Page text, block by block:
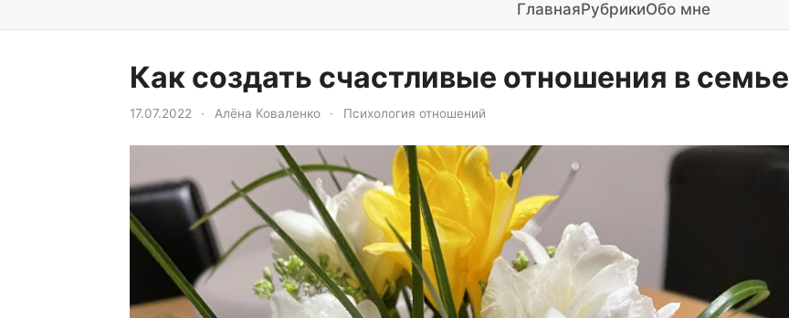
ГлавнаяРубрикиОбо мне
Как создать счастливые отношения в семье
17.07.2022 · Алёна Коваленко · Психология отношений